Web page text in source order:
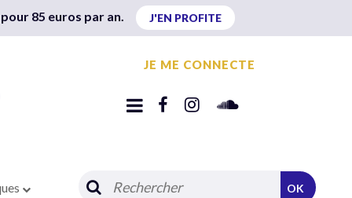
85 euros par an. J'EN PROFITE
JE ME CONNECTE
OK